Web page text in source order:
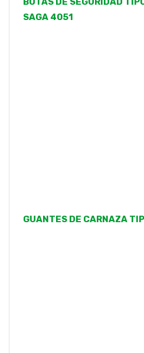
SAGA 4051
GUANTES DE CARNAZA